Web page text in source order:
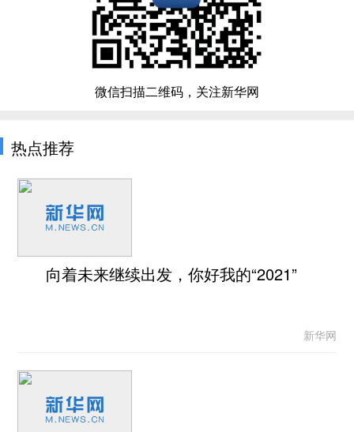
微信扫描二维码，关注新华网
热点推荐
向着未来继续出发，你好我的“2021”
新华网